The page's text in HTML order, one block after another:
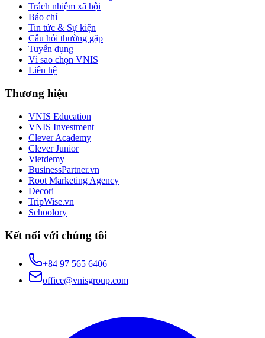
Trách nhiệm xã hội
Báo chí
Tin tức & Sự kiện
Câu hỏi thường gặp
Tuyển dụng
Vì sao chọn VNIS
Liên hệ
Thương hiệu
VNIS Education
VNIS Investment
Clever Academy
Clever Junior
Vietdemy
BusinessPartner.vn
Root Marketing Agency
Decori
TripWise.vn
Schoolory
Kết nối với chúng tôi
+84 97 565 6406
office@vnisgroup.com